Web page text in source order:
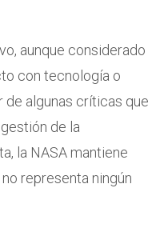
aunque considerado
con tecnología o
de algunas críticas que
de la
la NASA mantiene
representa ningún